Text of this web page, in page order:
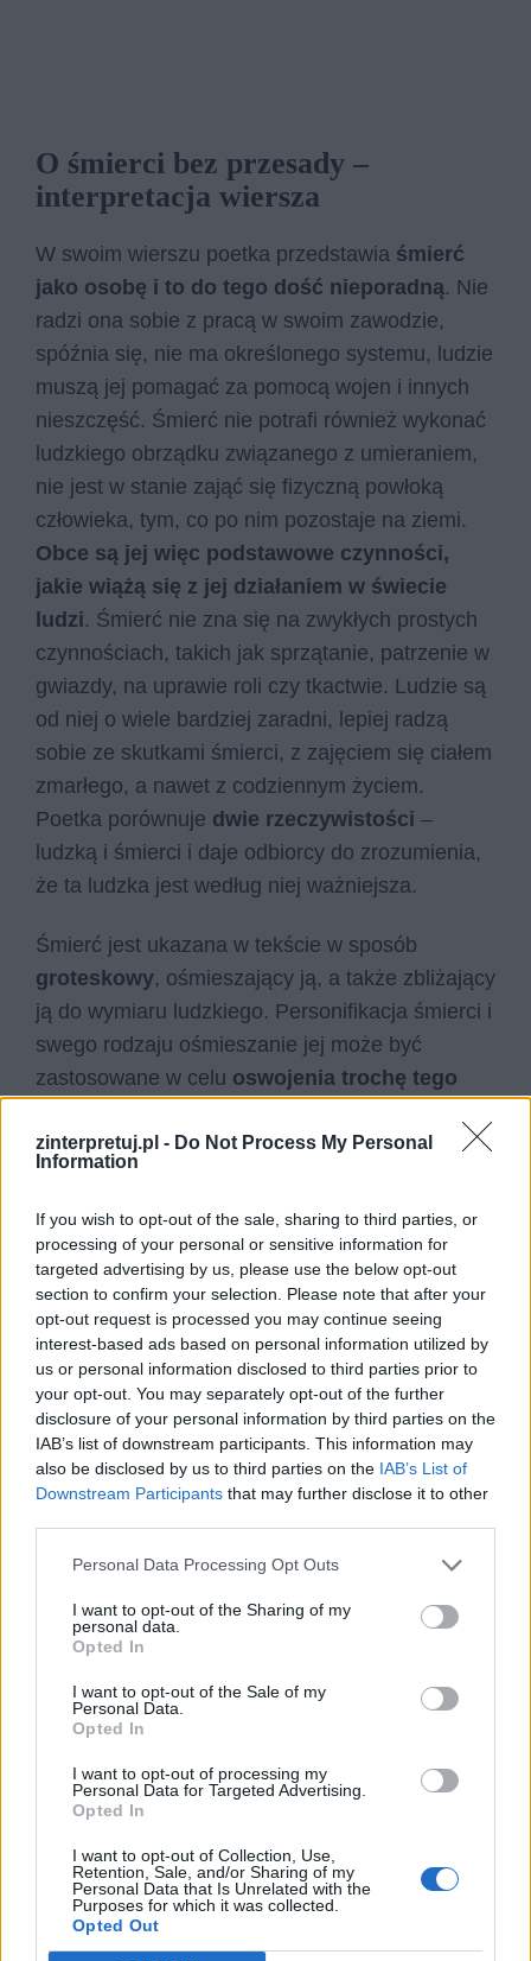
zinterpretuj.pl - Do Not Process My Personal
Information
If you wish to opt-out of the sale, sharing to third parties, or
processing of your personal or sensitive information for
targeted advertising by us, please use the below opt-out
section to confirm your selection. Please note that after your
opt-out request is processed you may continue seeing
interest-based ads based on personal information utilized by
us or personal information disclosed to third parties prior to
your opt-out. You may separately opt-out of the further
disclosure of your personal information by third parties on the
IAB’s list of downstream participants. This information may
also be disclosed by us to third parties on the IAB’s List of
Downstream Participants that may further disclose it to other
Personal Data Processing Opt Outs
I want to opt-out of the Sharing of my
personal data.
Opted In
I want to opt-out of the Sale of my
Personal Data.
Opted In
I want to opt-out of processing my
Personal Data for Targeted Advertising.
Opted In
I want to opt-out of Collection, Use,
Retention, Sale, and/or Sharing of my
Personal Data that Is Unrelated with the
Purposes for which it was collected.
Opted Out
O śmierci bez przesady –
interpretacja wiersza
W swoim wierszu poetka przedstawia śmierć
jako osobę i to do tego dość nieporadną. Nie
radzi ona sobie z pracą w swoim zawodzie,
spóźnia się, nie ma określonego systemu, ludzie
muszą jej pomagać za pomocą wojen i innych
nieszczęść. Śmierć nie potrafi również wykonać
ludzkiego obrządku związanego z umieraniem,
nie jest w stanie zająć się fizyczną powłoką
człowieka, tym, co po nim pozostaje na ziemi.
Obce są jej więc podstawowe czynności,
jakie wiążą się z jej działaniem w świecie
ludzi. Śmierć nie zna się na zwykłych prostych
czynnościach, takich jak sprzątanie, patrzenie w
gwiazdy, na uprawie roli czy tkactwie. Ludzie są
od niej o wiele bardziej zaradni, lepiej radzą
sobie ze skutkami śmierci, z zajęciem się ciałem
zmarłego, a nawet z codziennym życiem.
Poetka porównuje dwie rzeczywistości –
ludzką i śmierci i daje odbiorcy do zrozumienia,
że ta ludzka jest według niej ważniejsza.
Śmierć jest ukazana w tekście w sposób
groteskowy, ośmieszający ją, a także zbliżający
ją do wymiaru ludzkiego. Personifikacja śmierci i
swego rodzaju ośmieszanie jej może być
zastosowane w celu oswojenia trochę tego
jest umieranie. Gdy wyobraźnia podsuwa obraz
nie wie, co właściwie robi i trzeba jej pomagać,
tołagodzi napięciewywoływane przez nią.
Potoczne wyrażenia, takie jak “bez przesady”,
czy “ani trumny sklecić”rozładowują patos,
często odczuwany w związku z tematem śmierci
– ludzki obrządek odchodzenia w kulturze
zachodu jest bardzo uroczysty, sformalizowany,
nie ma w nim miejsca na zabawę czy śmiech,
umieranie traktuje się śmiertelnie poważnie.
Każda kolejna chwila życia jestludzkim
stanie odebrać człowiekowi tego, co już przeżył.
Następuje
śmierć wydziera ludziom życie, ale każdy
człowiek wydziera swoją egzystencję śmierci, co
dekonstruuje więc wszechmocność śmierci
udowadnia, że to tylko mit, że każda chwila
życia sprawia, że mit ten upada.